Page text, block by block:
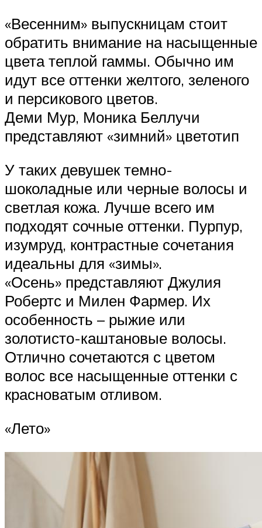
«Весенним» выпускницам стоит
обратить внимание на насыщенные
цвета теплой гаммы. Обычно им
идут все оттенки желтого, зеленого
и персикового цветов.
Деми Мур, Моника Беллучи
представляют «зимний» цветотип
У таких девушек темно-
шоколадные или черные волосы и
светлая кожа. Лучше всего им
подходят сочные оттенки. Пурпур,
изумруд, контрастные сочетания
идеальны для «зимы».
«Осень» представляют Джулия
Робертс и Милен Фармер. Их
особенность­ – рыжие или
золотисто-каштановые волосы.
Отлично сочетаются с цветом
волос все насыщенные оттенки с
красноватым отливом.
«Лето»